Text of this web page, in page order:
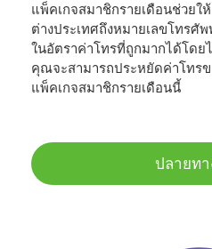
แพ็คเกจสมาชิกรายเดือนช่วยใ
ต่างประเทศถึงหมายเลขโทร
ในอัตราค่าโทรที่ถูกมากได้โดย
คุณจะสามารถประหยัดค่าโทร
แพ็คเกจสมาชิกรายเดือนนี้
ปลายท